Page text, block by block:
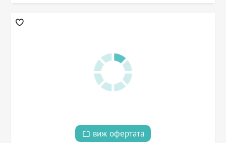
виж офертата